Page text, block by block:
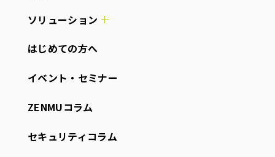
ソリューション
はじめての方へ
イベント・セミナー
ZENMUコラム
セキュリティコラム